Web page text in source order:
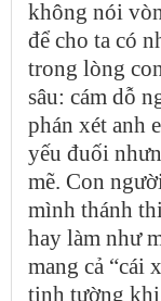
không nói
để cho ta có
trong lòng
sâu: cám dỗ
phán xét anh
yếu đuối
mẽ. Con
mình thánh
hay làm như
mang cả “cái
tinh tường khi